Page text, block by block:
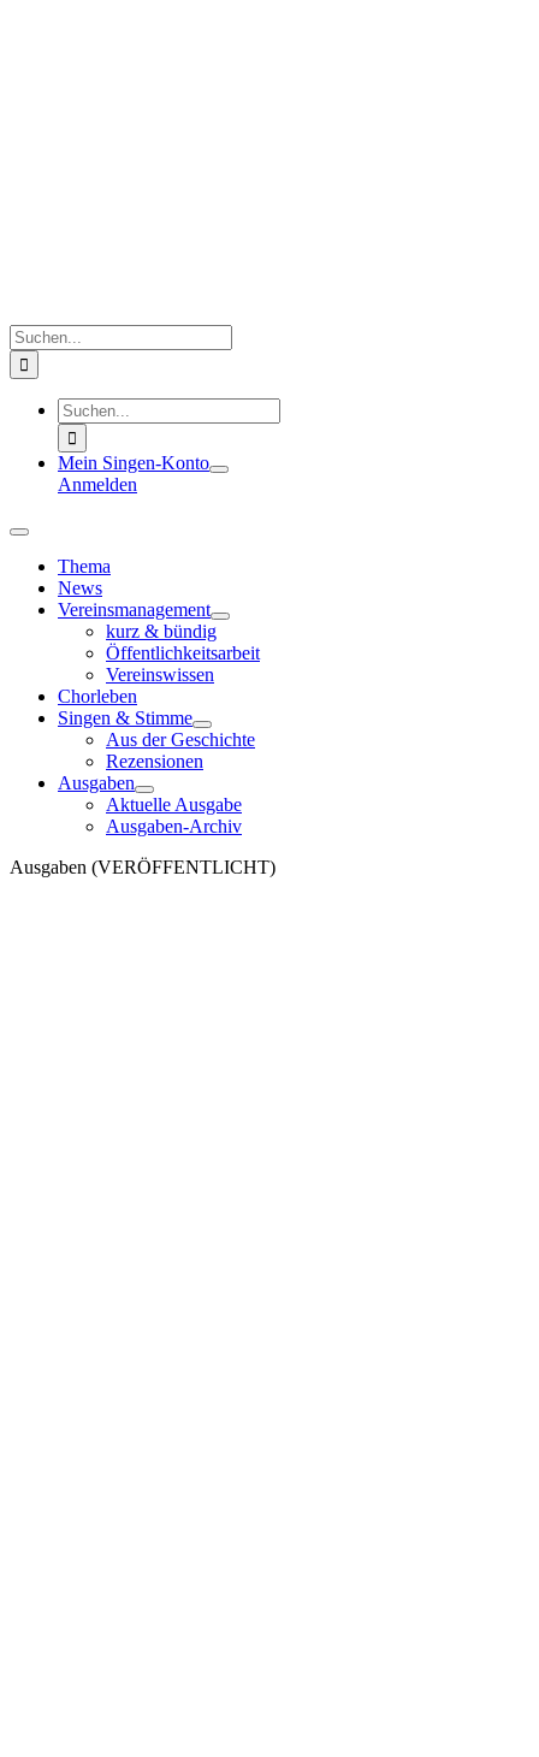
Suche
nach:
Suche
nach:
Mein Singen-Konto
Anmelden
Toggle
NavigationThema
News
Vereinsmanagement
kurz & bündig
Öffentlichkeitsarbeit
Vereinswissen
Chorleben
Singen & Stimme
Aus der Geschichte
Rezensionen
Ausgaben
Aktuelle Ausgabe
Ausgaben-Archiv
Ausgaben (VERÖFFENTLICHT)